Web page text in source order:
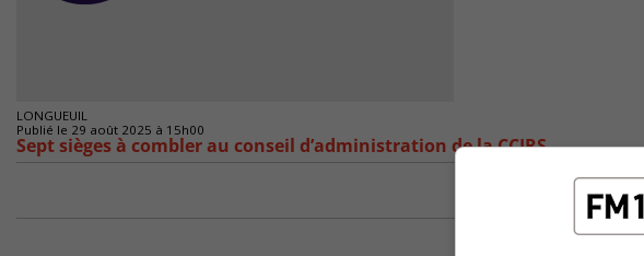
LONGUEUIL
Publié le 29 août 2025 à 15h00
Sept sièges à combler au conseil d’administration de la CCIRS